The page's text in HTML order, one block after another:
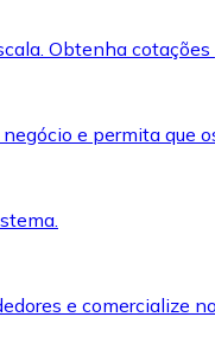
Obtenha
e permita que
e comercialize